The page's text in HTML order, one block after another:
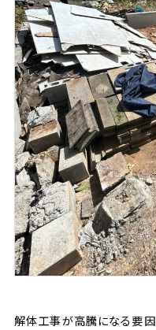
解体工事が高騰になる要因